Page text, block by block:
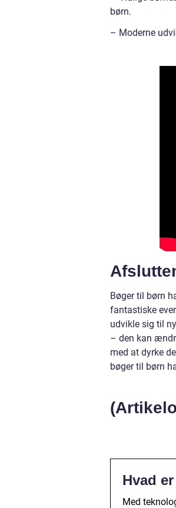
børn.
– Moderne
Bøger til børn
fantastiske
udvikle sig til
– den kan
med at dyrke
bøger til børn
Hvad
Med